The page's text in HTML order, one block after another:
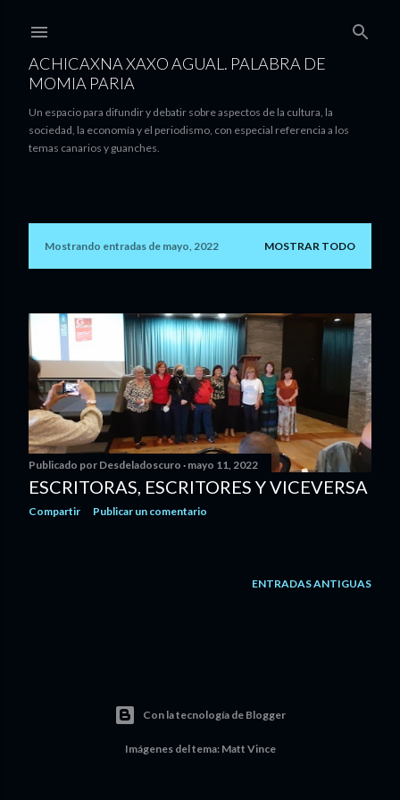
ACHICAXNA XAXO AGUAL. PALABRA DE
MOMIA PARIA
Un espacio para difundir y debatir sobre aspectos de la cultura, la
sociedad, la economía y el periodismo, con especial referencia a los
temas canarios y guanches.
E
t
r
a
d
a
s
Mostrando entradas de mayo, 2022 MOSTRAR TODO
Publicado por Desdeladoscuro mayo 11, 2022
ESCRITORAS, ESCRITORES Y VICEVERSA
Compartir Publicar un comentario
ENTRADAS ANTIGUAS
Con la tecnología de Blogger
Imágenes del tema: Matt Vince